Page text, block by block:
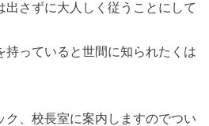
出さずに大人しく従うことにして
っていると世間に知られたくは
ク、校長室に案内しますのでつい